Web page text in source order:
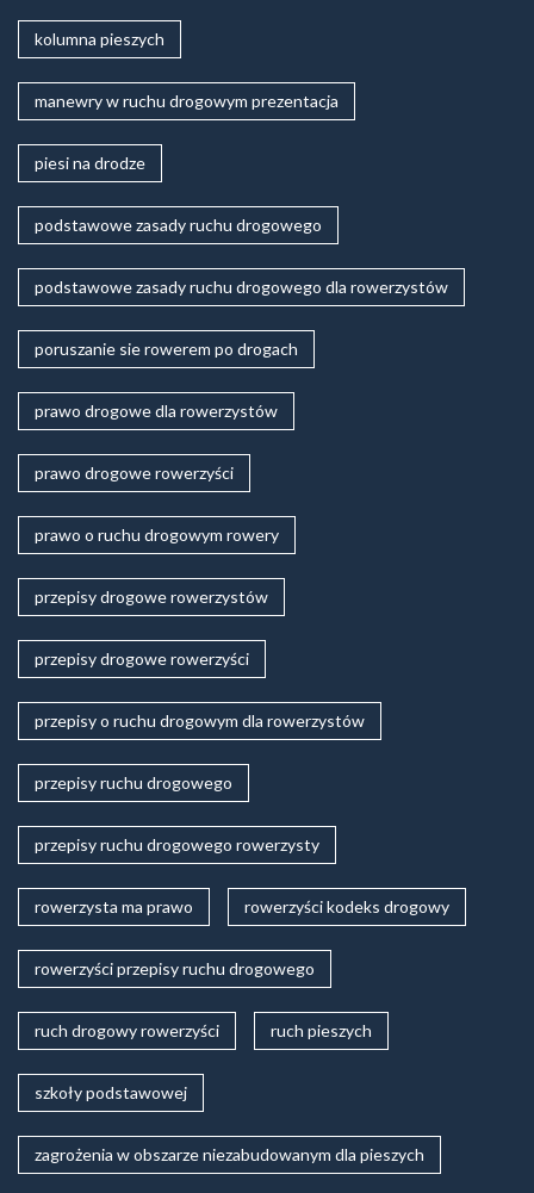
kolumna pieszych
manewry w ruchu drogowym prezentacja
piesi na drodze
podstawowe zasady ruchu drogowego
podstawowe zasady ruchu drogowego dla rowerzystów
poruszanie sie rowerem po drogach
prawo drogowe dla rowerzystów
prawo drogowe rowerzyści
prawo o ruchu drogowym rowery
przepisy drogowe rowerzystów
przepisy drogowe rowerzyści
przepisy o ruchu drogowym dla rowerzystów
przepisy ruchu drogowego
przepisy ruchu drogowego rowerzysty
rowerzysta ma prawo rowerzyści kodeks drogowy
rowerzyści przepisy ruchu drogowego
ruch drogowy rowerzyści ruch pieszych
szkoły podstawowej
zagrożenia w obszarze niezabudowanym dla pieszych